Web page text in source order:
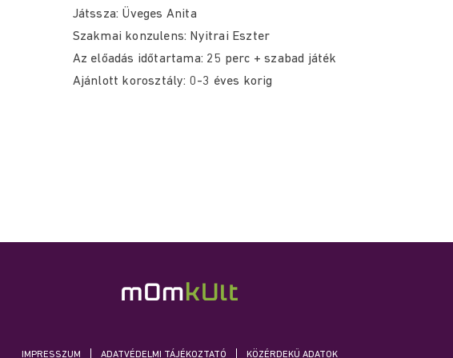
Játssza: Üveges Anita
Szakmai konzulens: Nyitrai Eszter
Az előadás időtartama: 25 perc + szabad játék
Ajánlott korosztály: 0-3 éves korig
IMPRESSZUM ADATVÉDELMI TÁJÉKOZTATÓ KÖZÉRDEKŰ ADATOK